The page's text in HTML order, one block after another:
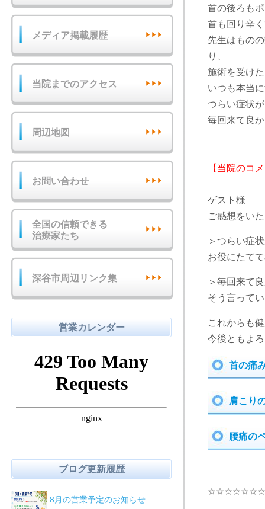
首の後ろも
首も回り辛
先生はもの
り、
施術を受け
いつも本当
つらい症状
毎回来て良
【当院のコ
ゲスト様
ご感想をい
＞つらい症
お役にたて
＞毎回来て
そう言って
これからも
今後ともよ
首の痛
肩こり
腰痛の
メディア掲載履歴
当院までのアクセス
周辺地図
お問い合わせ
全国の信頼できる
治療家たち
深谷市周辺リンク集
営業カレンダー
ブログ更新履歴
8月の営業予定のお知らせ